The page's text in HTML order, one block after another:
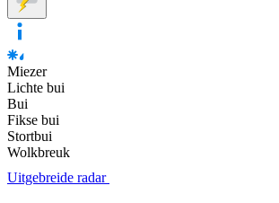
Miezer
Lichte bui
Bui
Fikse bui
Stortbui
Wolkbreuk
Uitgebreide radar